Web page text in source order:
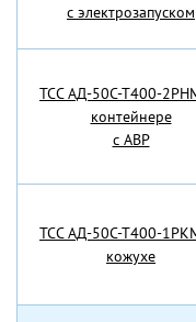
с электрозапуском
TCC АД-50С-Т400-
контейнере
с АВР
TCC АД-50С-Т400-
кожухе